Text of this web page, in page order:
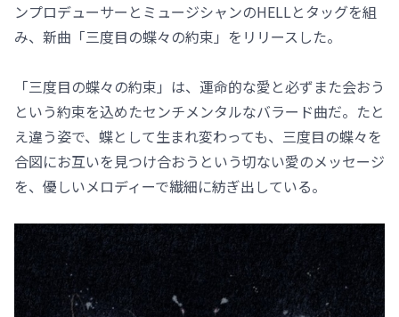
ンプロデューサーとミュージシャンのHELLとタッグを組
み、新曲「三度目の蝶々の約束」をリリースした。
「三度目の蝶々の約束」は、運命的な愛と必ずまた会おう
という約束を込めたセンチメンタルなバラード曲だ。たと
え違う姿で、蝶として生まれ変わっても、三度目の蝶々を
合図にお互いを見つけ合おうという切ない愛のメッセージ
を、優しいメロディーで繊細に紡ぎ出している。